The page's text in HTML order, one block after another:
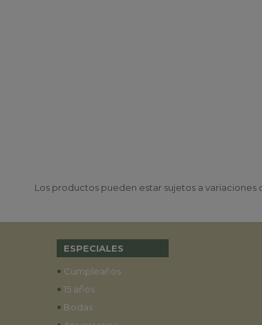
Los productos pueden estar sujetos a
ESPECIALES
• Cumpleaños
• 15 años
• Bodas